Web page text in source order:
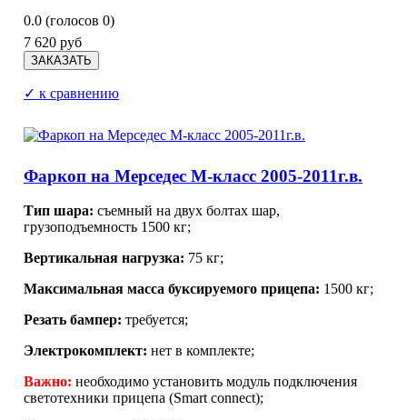
0.0 (голосов 0)
7 620 руб
✓ к сравнению
Фаркоп на Мерседес М-класс 2005-2011г.в.
Тип шара: съемный на двух болтах шар,
грузоподъемность 1500 кг;
Вертикальная нагрузка: 75 кг;
Максимальная масса буксируемого прицепа: 1500 кг;
Резать бампер: требуется;
Электрокомплект: нет в комплекте;
Важно: необходимо установить модуль подключения
светотехники прицепа (Smart connect);